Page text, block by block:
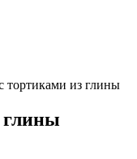
тортиками из глины
глины